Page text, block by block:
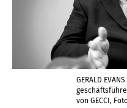
GERALD
von GECCI,